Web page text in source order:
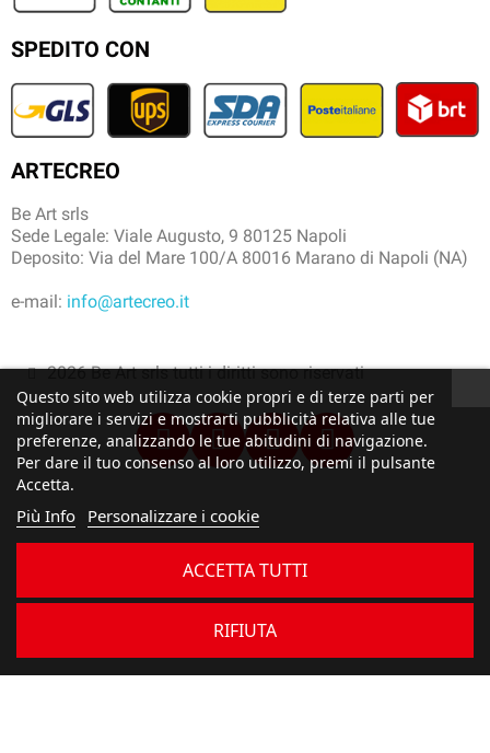
SPEDITO CON
ARTECREO
Be Art srls
Sede Legale: Viale Augusto, 9 80125 Napoli
Deposito: Via del Mare 100/A 80016 Marano di Napoli (NA)
e-mail: info@artecreo.it
2026 Be Art srls tutti i diritti sono riservati
Questo sito web utilizza cookie propri e di terze parti per
migliorare i servizi e mostrarti pubblicità relativa alle tue
preferenze, analizzando le tue abitudini di navigazione.
Per dare il tuo consenso al loro utilizzo, premi il pulsante
Accetta.
Più Info Personalizzare i cookie
RIFIUTA
ACCETTA TUTTI